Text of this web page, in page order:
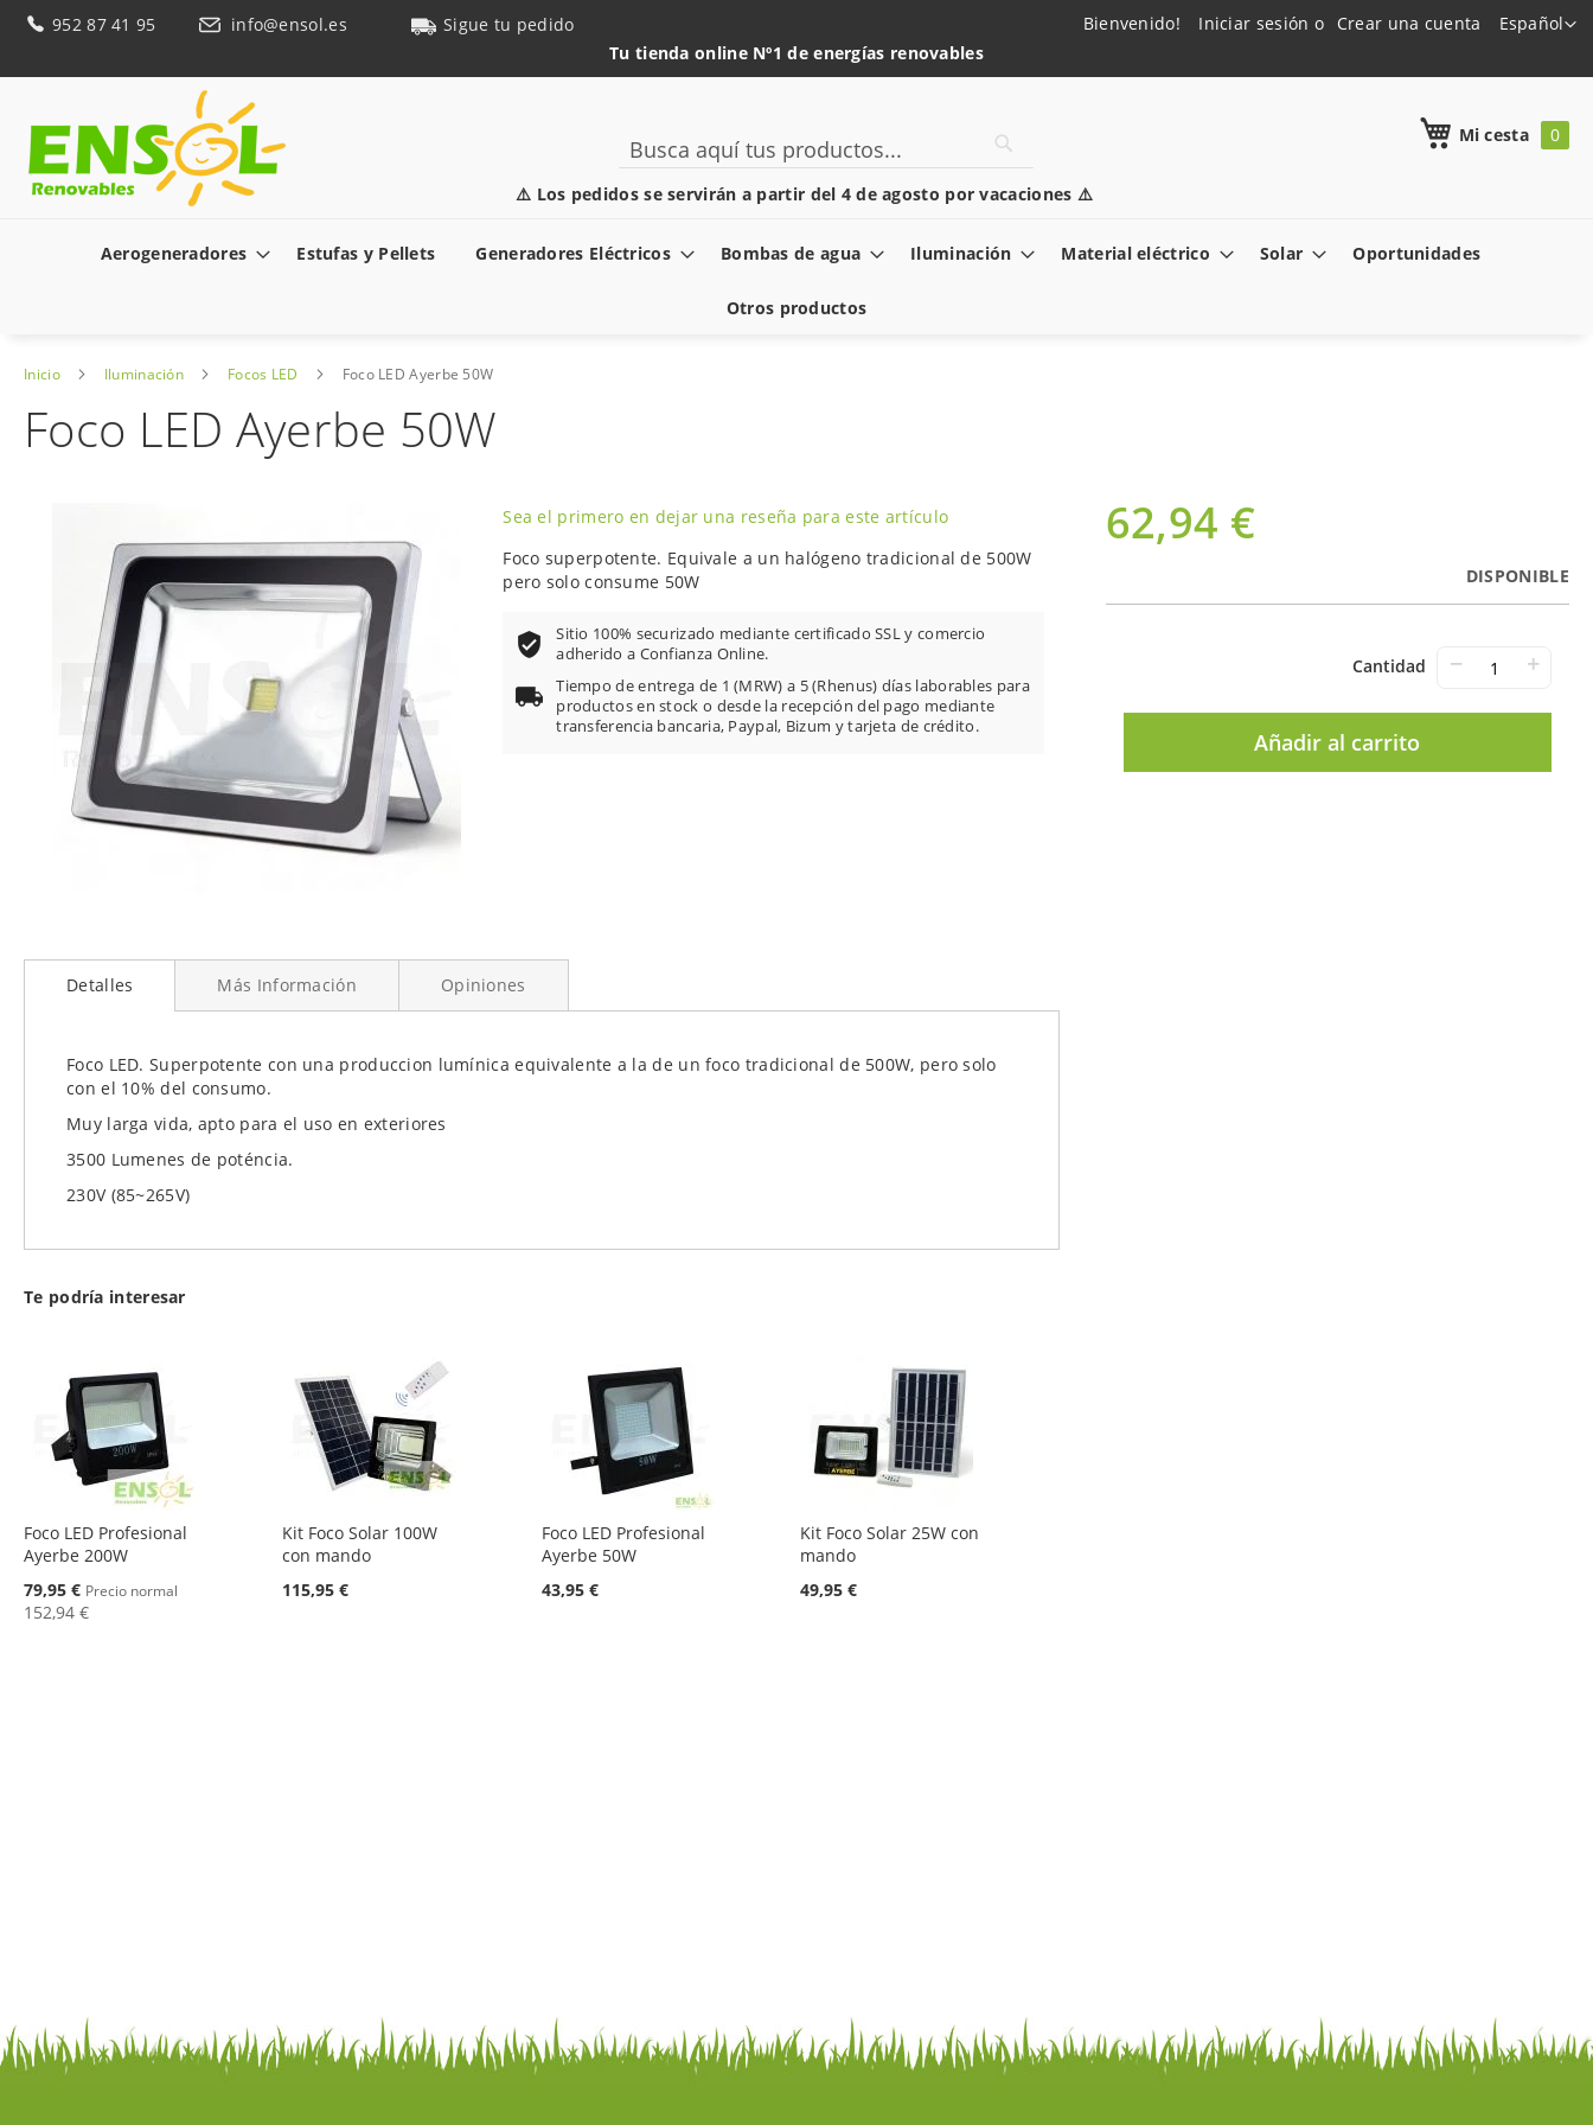
Ir
Lenguaje
Español
Bienvenido! Iniciar sesión Crear una cuenta
952 87 41 95 info@ensol.es
Sigue tu pedido
Tu tienda online Nº1 de energías renovables
⚠️ Los pedidos se servirán a partir del 4 de agosto por vacaciones ⚠️
Mi cesta
Search
Aerogeneradores Estufas y Pellets Generadores Eléctricos Bombas de agua Iluminación Material eléctrico Solar Oportunidades
Otros productos
Inicio Iluminación Focos LED Foco LED Ayerbe 50W
Foco LED Ayerbe 50W
62,94 €
DISPONIBLE
Cantidad − +
Añadir al carrito
imágenes
al
comienzo
galería
Sea el primero en dejar una reseña para este artículo
Foco superpotente. Equivale a un halógeno tradicional de 500W
pero solo consume 50W
Sitio 100% securizado mediante certificado SSL y comercio
adherido a Confianza Online.
Tiempo de entrega de 1 (MRW) a 5 (Rhenus) días laborables para
productos en stock o desde la recepción del pago mediante
transferencia bancaria, Paypal, Bizum y tarjeta de crédito.
Detalles
Foco LED. Superpotente con una produccion lumínica equivalente a la de un foco tradicional de 500W, pero solo
con el 10% del consumo.
Muy larga vida, apto para el uso en exteriores
3500 Lumenes de poténcia.
230V (85~265V)
Más Información Opiniones
Te podría interesar
Foco LED Profesional
Ayerbe 200W
Oferta
79,95 € Precio normal
152,94 €
Kit Foco Solar 100W
con mando
115,95 €
Foco LED Profesional
Ayerbe 50W
43,95 €
Kit Foco Solar 25W con
mando
49,95 €